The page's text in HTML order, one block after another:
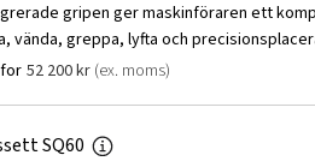
gripen ger maskinföraren ett
vända, greppa, lyfta och
52 200kr (ex. moms)
SQ60